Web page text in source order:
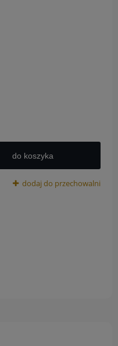
do koszyka
dodaj do przechowalni